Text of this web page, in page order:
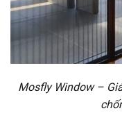
Mosfly Window –